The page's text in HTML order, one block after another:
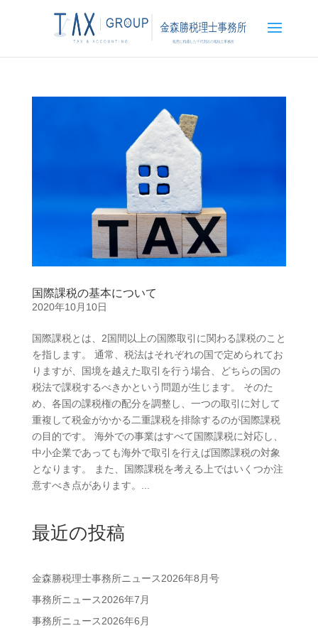
国際課税の基本について
2020年10月10日
国際課税とは、2国間以上の国際取引に関わる課税のこと
を指します。 通常、税法はそれぞれの国で定められてお
りますが、国境を越えた取引を行う場合、どちらの国の
税法で課税するべきかという問題が生じます。 そのた
め、各国の課税権の配分を調整し、一つの取引に対して
重複して税金がかかる二重課税を排除するのが国際課税
の目的です。 海外での事業はすべて国際課税に対応し、
中小企業であっても海外で取引を行えば国際課税の対象
となります。 また、国際課税を考える上ではいくつか注
意すべき点があります。...
最近の投稿
金森勝税理士事務所ニュース2026年8月号
事務所ニュース2026年7月
事務所ニュース2026年6月